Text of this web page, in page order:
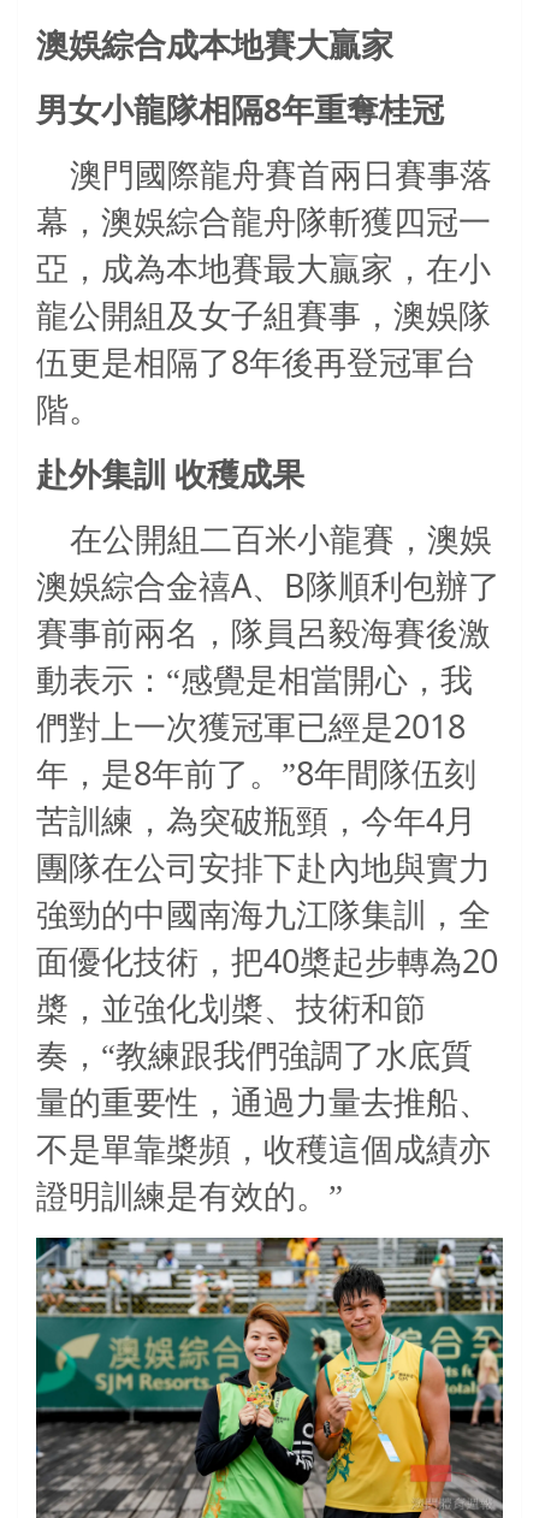
澳娛綜合成本地賽大贏家
男女小龍隊相隔8年重奪桂冠
澳門國際龍舟賽首兩日賽事落
幕，澳娛綜合龍舟隊斬獲四冠一
亞，成為本地賽最大贏家，在小
龍公開組及女子組賽事，澳娛隊
伍更是相隔了8年後再登冠軍台
階。
赴外集訓
收穫成果
在公開組二百米小龍賽，澳娛
澳娛綜合金禧A、 B隊順利包辦了
賽事前兩名，隊員呂毅海賽後激
動表示：“感覺是相當開心，我
們對上一次獲冠軍已經是2018
年，是8年前了。”8年間隊伍刻
苦訓練，為突破瓶頸，今年4月
團隊在公司安排下赴內地與實力
強勁的中國南海九江隊集訓，全
面優化技術，把40槳起步轉為20
槳，並強化划槳、技術和節
奏，“教練跟我們強調了水底質
量的重要性，通過力量去推船、
不是單靠槳頻，收穫這個成績亦
證明訓練是有效的。”